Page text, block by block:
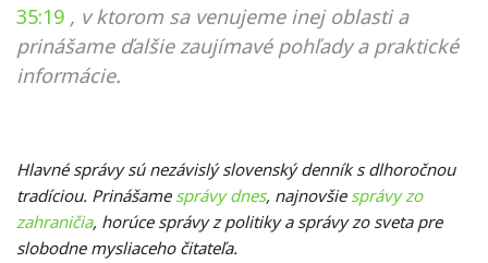
35:19 , v ktorom sa venujeme inej oblasti a
prinášame ďalšie zaujímavé pohľady a praktické
informácie.
Hlavné správy sú nezávislý slovenský denník s dlhoročnou
tradíciou. Prinášame správy dnes, najnovšie správy zo
zahraničia, horúce správy z politiky a správy zo sveta pre
slobodne mysliaceho čitateľa.